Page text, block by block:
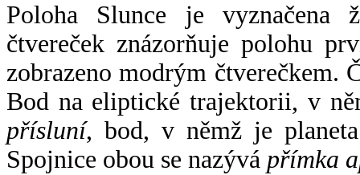
Poloha Slunce je vyznačena
čtvereček znázorňuje polohu
zobrazeno modrým čtverečkem.
Bod na eliptické trajektorii, v
přísluní, bod, v němž je
Spojnice obou se nazývá přímka